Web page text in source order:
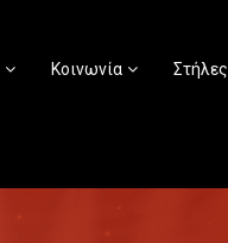
Κοινωνία Στήλες